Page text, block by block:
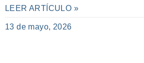
LEER ARTÍCULO »
13 de mayo, 2026